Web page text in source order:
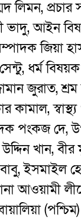
লিমন, প্রচার
আইন
জিয়া
ধর্ম
জুরাত,
কামাল,
পংকজ দে,
খান, বীর
ইসমাইল